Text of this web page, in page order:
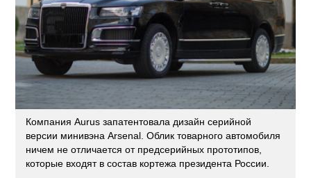
Компания Aurus запатентовала дизайн серийной
версии минивэна Arsenal. Облик товарного автомобиля
ничем не отличается от предсерийных прототипов,
которые входят в состав кортежа президента России.